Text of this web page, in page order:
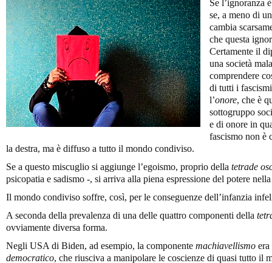
Se l’ignoranza
se, a meno di
cambia
che questa
Certamente il
una società
comprendere
di tutti i
l’onore, che è
sottogruppo
e di onore in
fascismo non è
la destra, ma è diffuso a tutto il mondo condiviso.
Se a questo miscuglio si aggiunge l’egoismo, proprio della tetrade
psicopatia e sadismo -, si arriva alla piena espressione del potere
Il mondo condiviso soffre, così, per le conseguenze dell’infanzia
A seconda della prevalenza di una delle quattro componenti della
ovviamente diversa forma.
Negli USA di Biden, ad esempio, la componente machiavellismo
democratico, che riusciva a manipolare le coscienze di quasi tutto il